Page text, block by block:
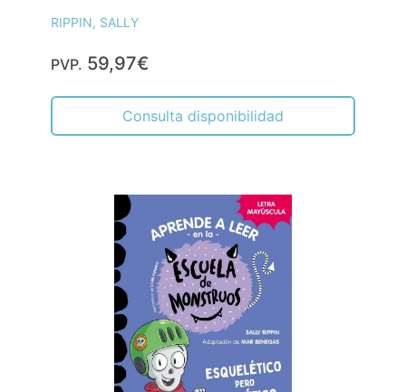
RIPPIN, SALLY
PVP. 59,97€
Consulta disponibilidad